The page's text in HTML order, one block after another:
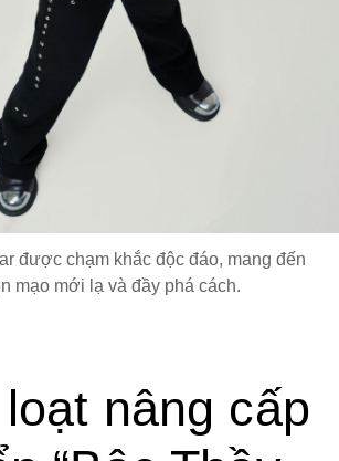
được chạm khắc độc đáo, mang đến
mạo mới lạ và đầy phá cách.
nâng cấp